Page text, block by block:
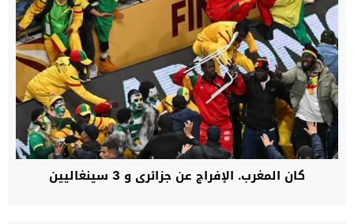
كان المغرب. الإفراج عن جزائري و 3 سينغاليين